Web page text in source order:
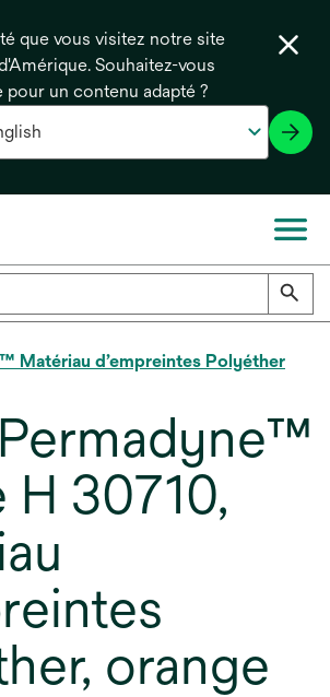
que vous visitez notre site
Souhaitez-vous
pour un contenu adapté ?
Matériau d’empreintes Polyéther
H 30710,
orange